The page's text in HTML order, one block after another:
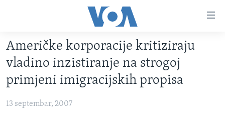
glavni
sadržaj
na
glavnu
navigaciju
FOTOGRAFIJE DANA
VIJESTI
Američke korporacije kritiziraju
vladino inzistiranje na strogoj
primjeni imigracijskih propisa
13 septembar, 2007